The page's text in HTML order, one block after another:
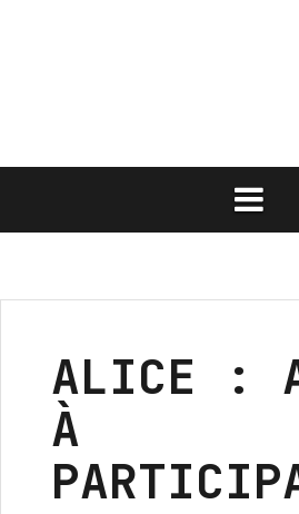
ALICE :
À